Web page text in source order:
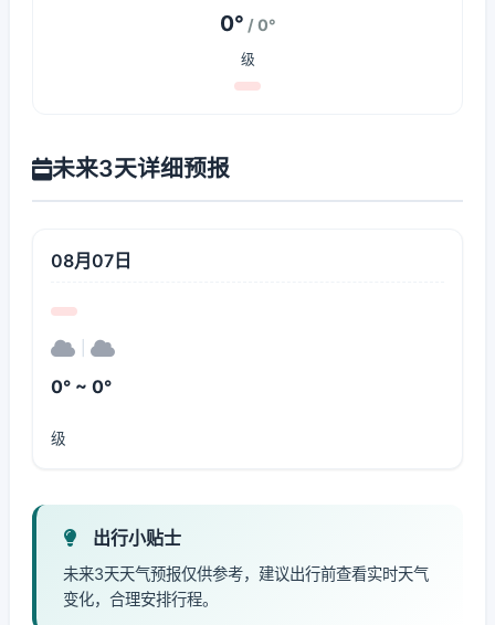
0° / 0°
级
未来3天详细预报
08月07日
0° ~ 0°
级
出行小贴士
未来3天天气预报仅供参考，建议出行前查看实时天气
变化，合理安排行程。